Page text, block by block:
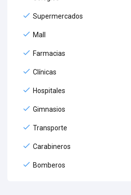
Supermercados
Mall
Farmacias
Clínicas
Hospitales
Gimnasios
Transporte
Carabineros
Bomberos